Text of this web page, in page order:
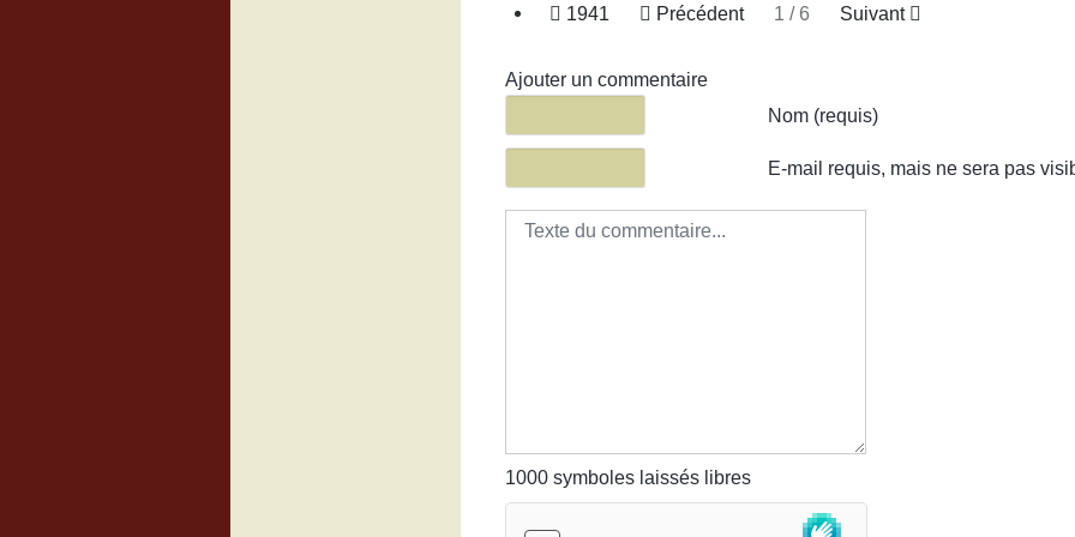
1941 Précédent 1 / 6 Suivant
Ajouter un commentaire
Nom (requis)
E-mail requis, mais ne sera pas
1000 symboles laissés libres